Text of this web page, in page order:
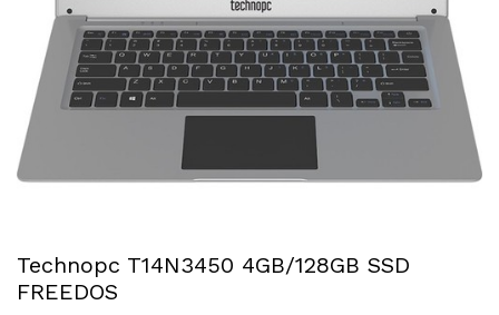
Technopc T14N3450 4GB/128GB SSD
FREEDOS